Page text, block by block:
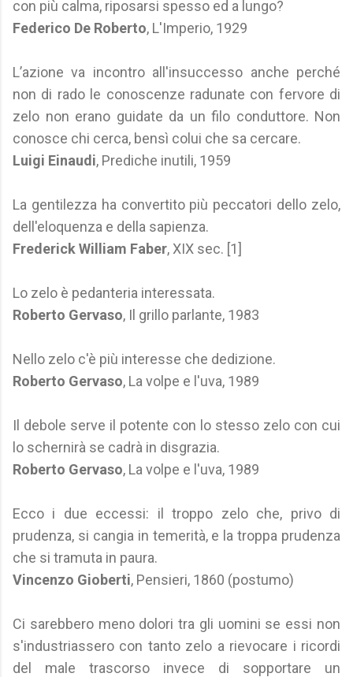
con più calma, riposarsi spesso ed a lungo?
Federico De Roberto, L'Imperio, 1929
L’azione va incontro all'insuccesso anche perché
non di rado le conoscenze radunate con fervore di
zelo non erano guidate da un filo conduttore. Non
conosce chi cerca, bensì colui che sa cercare.
Luigi Einaudi, Prediche inutili, 1959
La gentilezza ha convertito più peccatori dello zelo,
dell'eloquenza e della sapienza.
Frederick William Faber, XIX sec. [1]
Lo zelo è pedanteria interessata.
Roberto Gervaso, Il grillo parlante, 1983
Nello zelo c'è più interesse che dedizione.
Roberto Gervaso, La volpe e l'uva, 1989
Il debole serve il potente con lo stesso zelo con cui
lo schernirà se cadrà in disgrazia.
Roberto Gervaso, La volpe e l'uva, 1989
Ecco i due eccessi: il troppo zelo che, privo di
prudenza, si cangia in temerità, e la troppa prudenza
che si tramuta in paura.
Vincenzo Gioberti, Pensieri, 1860 (postumo)
Ci sarebbero meno dolori tra gli uomini se essi non
s'industriassero con tanto zelo a rievocare i ricordi
del male trascorso invece di sopportare un